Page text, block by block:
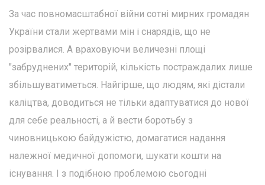
За час повномасштабної війни сотні мирних громадян
України стали жертвами мін і снарядів, що не
розірвалися. А враховуючи величезні площі
"забруднених" територій, кількість постраждалих лише
збільшуватиметься. Найгірше, що людям, які дістали
каліцтва, доводиться не тільки адаптуватися до нової
для себе реальності, а й вести боротьбу з
чиновницькою байдужістю, домагатися надання
належної медичної допомоги, шукати кошти на
існування. І з подібною проблемою сьогодні